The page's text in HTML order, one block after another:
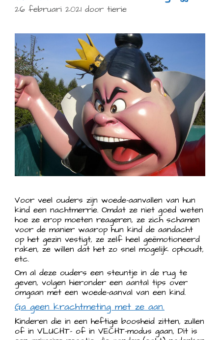
26 februari 2021 door tierie
Voor veel ouders zijn woede-aanvallen van hun
kind een nachtmerrie. Omdat ze niet goed weten
hoe ze erop moeten reageren, ze zich schamen
voor de manier waarop hun kind de aandacht
op het gezin vestigt, ze zelf heel geëmotioneerd
raken, ze willen dat het zo snel mogelijk ophoudt,
etc.
Om al deze ouders een steuntje in de rug te
geven, volgen hieronder een aantal tips over
omgaan met een woede-aanval van een kind.
Ga geen krachtmeting met ze aan.
Kinderen die in een heftige boosheid zitten, zullen
of in VLUCHT- of in VECHT-modus gaan, Dit is